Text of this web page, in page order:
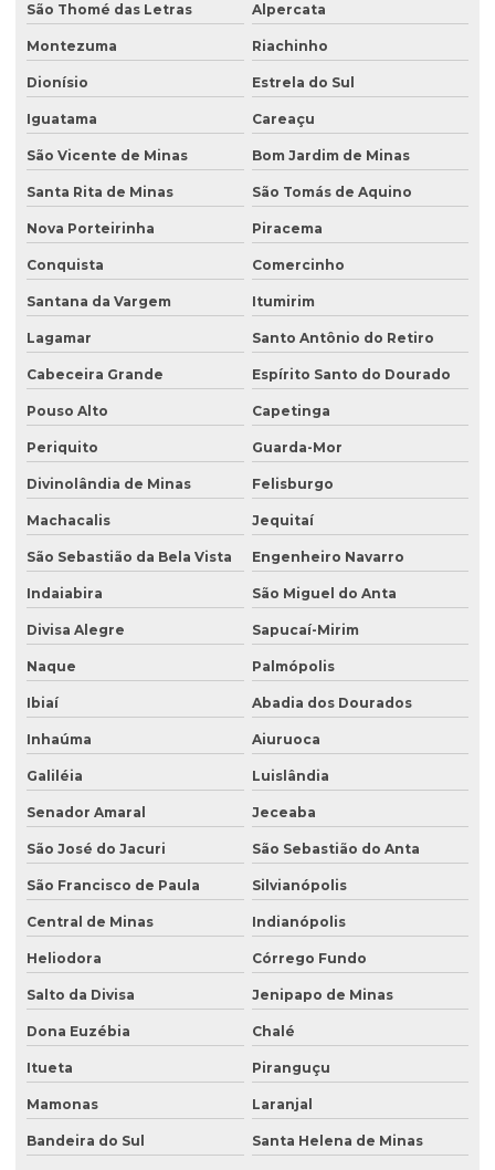
São Thomé das Letras Alpercata
Montezuma Riachinho
Dionísio Estrela do Sul
Iguatama Careaçu
São Vicente de Minas Bom Jardim de Minas
Santa Rita de Minas São Tomás de Aquino
Nova Porteirinha Piracema
Conquista Comercinho
Santana da Vargem Itumirim
Lagamar Santo Antônio do Retiro
Cabeceira Grande Espírito Santo do Dourado
Pouso Alto Capetinga
Periquito Guarda-Mor
Divinolândia de Minas Felisburgo
Machacalis Jequitaí
São Sebastião da Bela Vista Engenheiro Navarro
Indaiabira São Miguel do Anta
Divisa Alegre Sapucaí-Mirim
Naque Palmópolis
Ibiaí Abadia dos Dourados
Inhaúma Aiuruoca
Galiléia Luislândia
Senador Amaral Jeceaba
São José do Jacuri São Sebastião do Anta
São Francisco de Paula Silvianópolis
Central de Minas Indianópolis
Heliodora Córrego Fundo
Salto da Divisa Jenipapo de Minas
Dona Euzébia Chalé
Itueta Piranguçu
Mamonas Laranjal
Bandeira do Sul Santa Helena de Minas